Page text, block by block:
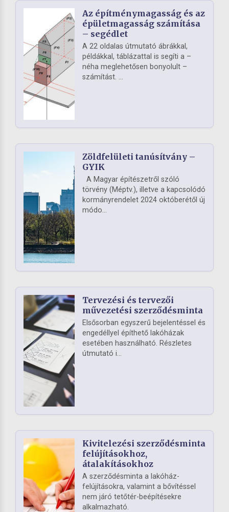
Az építménymagasság és az
épületmagasság számítása
– segédlet
A 22 oldalas útmutató ábrákkal,
példákkal, táblázattal is segíti a –
néha meglehetősen bonyolult –
számítást. ...
Zöldfelületi tanúsítvány –
GYIK
A Magyar építészetről szóló
törvény (Méptv.), illetve a kapcsolódó
kormányrendelet 2024 októberétől új
módo...
Tervezési és tervezői
művezetési szerződésminta
Elsősorban egyszerű bejelentéssel és
engedéllyel építhető lakóházak
esetében használható. Részletes
útmutató i...
Kivitelezési szerződésminta
felújításokhoz,
átalakításokhoz
A szerződésminta a lakóház-
felújításokra, valamint a bővítéssel
nem járó tetőtér-beépítésekre
alkalmazható.